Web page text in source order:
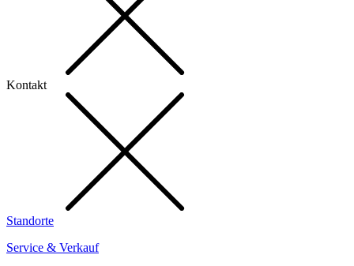
Kontakt
Standorte
Service & Verkauf